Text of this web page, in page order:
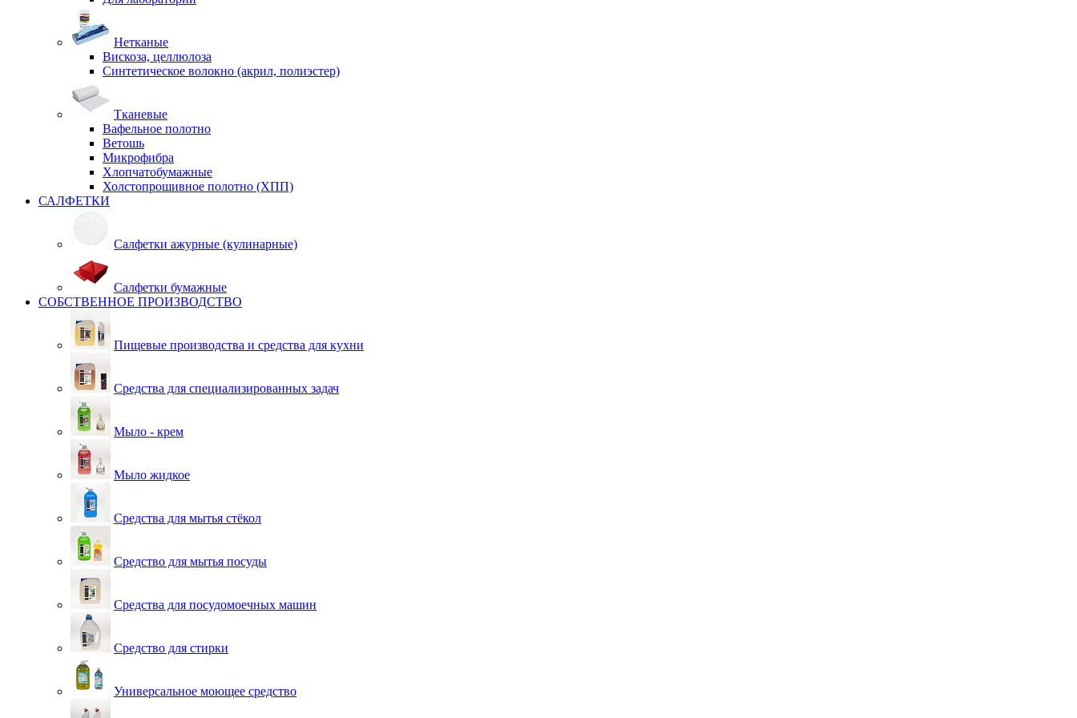
Нетканые
Вискоза, целлюлоза
Синтетическое волокно (акрил, полиэстер)
Тканевые
Вафельное полотно
Ветошь
Микрофибра
Хлопчатобумажные
Холстопрошивное полотно (ХПП)
САЛФЕТКИ
Салфетки ажурные (кулинарные)
Салфетки бумажные
СОБСТВЕННОЕ ПРОИЗВОДСТВО
Пищевые производства и средства для кухни
Средства для специализированных задач
Мыло - крем
Мыло жидкое
Средства для мытья стёкол
Средство для мытья посуды
Средства для посудомоечных машин
Средство для стирки
Универсальное моющее средство